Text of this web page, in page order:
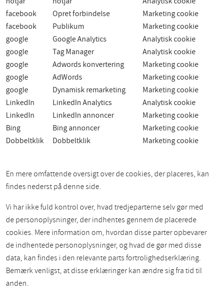
facebook
Opret forbindelse
Marketing cookie
facebook
Publikum
Marketing cookie
google
Google Analytics
Analytisk cookie
google
Tag Manager
Analytisk cookie
google
Adwords konvertering
Marketing cookie
google
AdWords
Marketing cookie
google
Dynamisk remarketing
Marketing cookie
LinkedIn
LinkedIn Analytics
Analytisk cookie
LinkedIn
LinkedIn annoncer
Marketing cookie
Bing
Bing annoncer
Marketing cookie
Dobbeltklik
Dobbeltklik Marketing cookie
En mere omfattende oversigt over de cookies, der placeres, kan
findes nederst på denne side.
Vi har ikke fuld kontrol over, hvad tredjeparterne selv gør med
de personoplysninger, der indhentes gennem de placerede
cookies. Mere information om, hvordan disse parter opbevarer
de indhentede personoplysninger, og hvad de gør med disse
data, kan findes i den relevante parts fortrolighedserklæring.
Bemærk venligst, at disse erklæringer kan ændre sig fra tid til
anden.